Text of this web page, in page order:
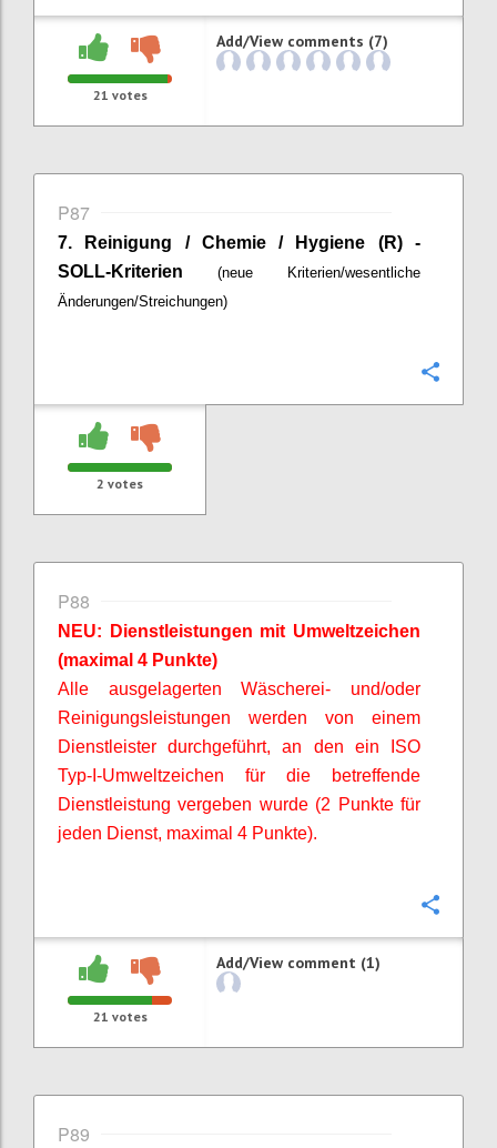
21 votes
Add/View comments (7)
P87
7.
Reinigung / Chemie / Hygiene (R) -
SOLL-Kriterien (neue Kriterien/wesentliche
Änderungen/Streichungen)
2 votes
P88
NEU: Dienstleistungen mit Umweltzeichen
(maximal 4 Punkte)
Alle ausgelagerten Wäscherei- und/oder
Reinigungsleistungen werden von einem
Dienstleister durchgeführt, an den ein ISO
Typ-I-Umweltzeichen für die betreffende
Dienstleistung vergeben wurde (2 Punkte für
jeden Dienst, maximal 4 Punkte).
21 votes
Add/View comment (1)
P89